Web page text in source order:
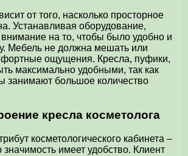
от того, насколько просторное
Устанавливая оборудование,
внимание на то, чтобы было удобно и
Мебель не должна мешать или
ощущения. Кресла, пуфики,
максимально удобными, так как
занимают большое количество
кресла косметолога
косметологического кабинета –
имеет удобство. Клиент